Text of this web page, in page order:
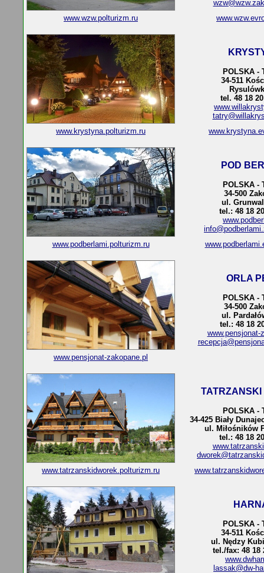
www.wzw.polturizm.ru
POLSKA -
34-511
tel. 48 18
www.krystyna.polturizm.ru
POD
POLSKA -
34-500
ul.
tel.: 48 18
www.podberlami.polturizm.ru
ORLA
POLSKA -
34-500
ul.
tel.: 48 18
www.pensjonat-
www.pensjonat-zakopane.pl
TATRZANSKI
POLSKA -
34-425 Biały
ul. Miłośników
tel.: 48 18
www.tatrzanskidworek.polturizm.ru
POLSKA -
34-511
ul. Nędzy
tel./fax: 48 18
lassak@dw-